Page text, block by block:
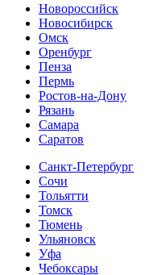
Новороссийск
Новосибирск
Омск
Оренбург
Пенза
Пермь
Ростов-на-Дону
Рязань
Самара
Cаратов
Санкт-Петербург
Сочи
Тольятти
Томск
Тюмень
Ульяновск
Уфа
Чебоксары